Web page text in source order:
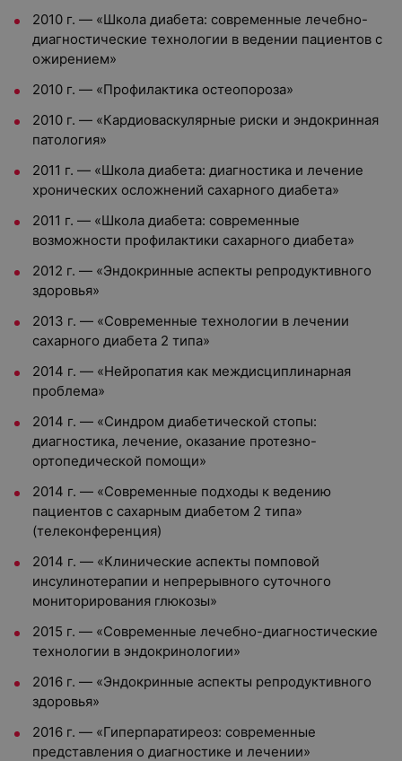
2010 г. — «Школа диабета: современные лечебно-
диагностические технологии в ведении пациентов с
ожирением»
2010 г. — «Профилактика остеопороза»
2010 г. — «Кардиоваскулярные риски и эндокринная
патология»
2011 г. — «Школа диабета: диагностика и лечение
хронических осложнений сахарного диабета»
2011 г. — «Школа диабета: современные
возможности профилактики сахарного диабета»
2012 г. — «Эндокринные аспекты репродуктивного
здоровья»
2013 г. — «Современные технологии в лечении
сахарного диабета 2 типа»
2014 г. — «Нейропатия как междисциплинарная
проблема»
2014 г. — «Синдром диабетической стопы:
диагностика, лечение, оказание протезно-
ортопедической помощи»
2014 г. — «Современные подходы к ведению
пациентов с сахарным диабетом 2 типа»
(телеконференция)
2014 г. — «Клинические аспекты помповой
инсулинотерапии и непрерывного суточного
мониторирования глюкозы»
2015 г. — «Современные лечебно-диагностические
технологии в эндокринологии»
2016 г. — «Эндокринные аспекты репродуктивного
здоровья»
2016 г. — «Гиперпаратиреоз: современные
представления о диагностике и лечении»